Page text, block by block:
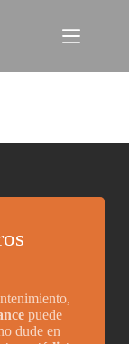
puede
dude en